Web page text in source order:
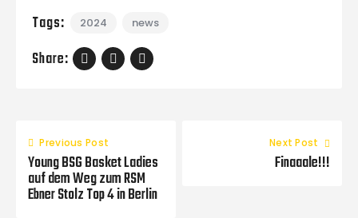
Tags: 2024 news
Share:
Previous Post
Young BSG Basket Ladies
auf dem Weg zum RSM
Ebner Stolz Top 4 in Berlin
Next Post
Finaaale!!!